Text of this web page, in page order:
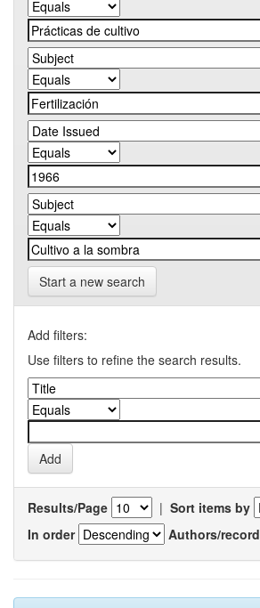
Start a new search
Add filters:
Use filters to refine the search results.
Results/Page | Sort items by
In order
Authors/record